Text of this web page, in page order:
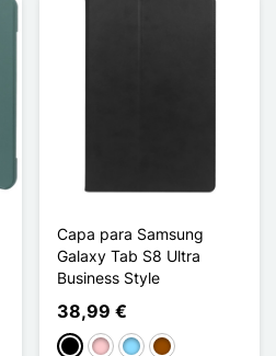
Capa para Samsung
Galaxy Tab S8 Ultra
Business Style
38,99 €
PretoRosaAzul Claro
Castanho